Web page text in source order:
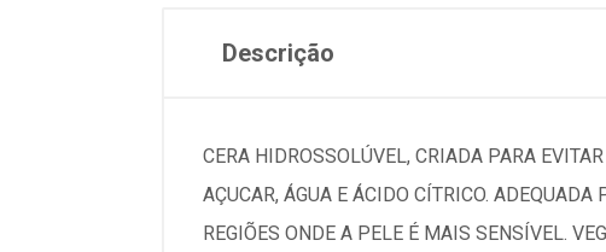
Descrição
CERA HIDROSSOLÚVEL, CRIADA PARA
AÇUCAR, ÁGUA E ÁCIDO CÍTRICO.
REGIÕES ONDE A PELE É MAIS SENSÍVEL.